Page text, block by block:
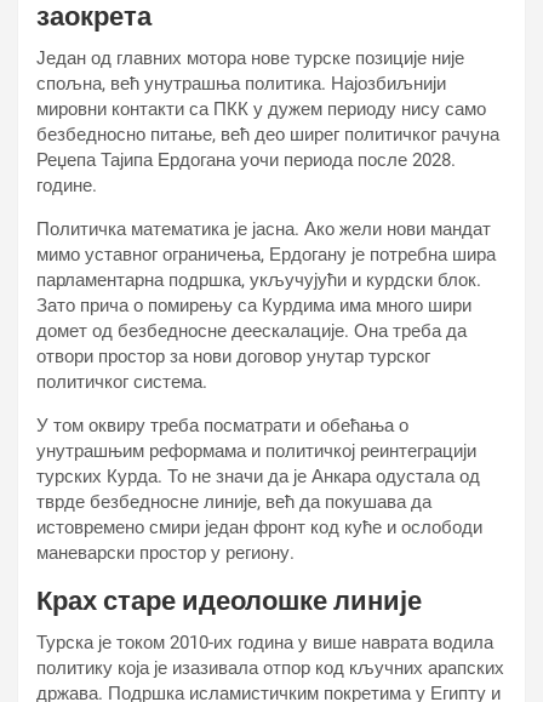
заокрета
Један од главних мотора нове турске позиције није
спољна, већ унутрашња политика. Најозбиљнији
мировни контакти са ПКК у дужем периоду нису само
безбедносно питање, већ део ширег политичког рачуна
Реџепа Тајипа Ердогана уочи периода после 2028.
године.
Политичка математика је јасна. Ако жели нови мандат
мимо уставног ограничења, Ердогану је потребна шира
парламентарна подршка, укључујући и курдски блок.
Зато прича о помирењу са Курдима има много шири
домет од безбедносне деескалације. Она треба да
отвори простор за нови договор унутар турског
политичког система.
У том оквиру треба посматрати и обећања о
унутрашњим реформама и политичкој реинтеграцији
турских Курда. То не значи да је Анкара одустала од
тврде безбедносне линије, већ да покушава да
истовремено смири један фронт код куће и ослободи
маневарски простор у региону.
Крах старе идеолошке линије
Турска је током 2010-их година у више наврата водила
политику која је изазивала отпор код кључних арапских
држава. Подршка исламистичким покретима у Египту и